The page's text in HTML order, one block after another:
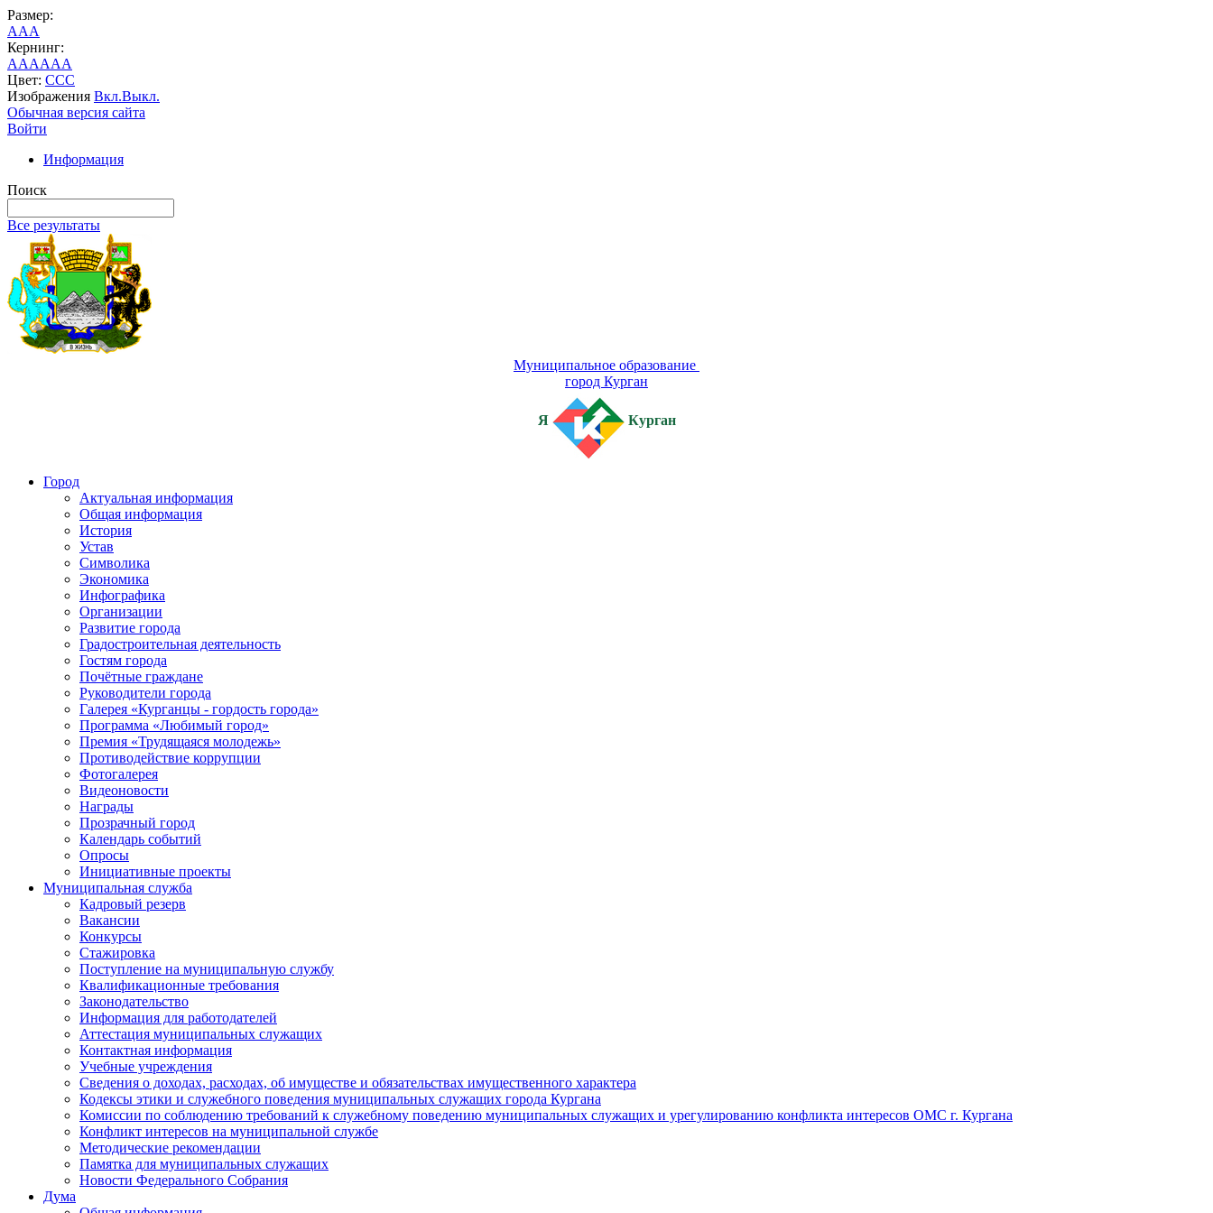
Размер:
AAA
Кернинг:
AAAAAA
Цвет: CCC
Изображения Вкл.Выкл.
Обычная версия сайта
Войти
Информация
Поиск
Все результаты
Муниципальное образование
город Курган
Я Курган
Город
Актуальная информация
Общая информация
История
Устав
Символика
Экономика
Инфографика
Организации
Развитие города
Градостроительная деятельность
Гостям города
Почётные граждане
Руководители города
Галерея «Курганцы - гордость города»
Программа «Любимый город»
Премия «Трудящаяся молодежь»
Противодействие коррупции
Фотогалерея
Видеоновости
Награды
Прозрачный город
Календарь событий
Опросы
Инициативные проекты
Муниципальная служба
Кадровый резерв
Вакансии
Конкурсы
Стажировка
Поступление на муниципальную службу
Квалификационные требования
Законодательство
Информация для работодателей
Аттестация муниципальных служащих
Контактная информация
Учебные учреждения
Сведения о доходах, расходах, об имуществе и обязательствах имущественного характера
Кодексы этики и служебного поведения муниципальных служащих города Кургана
Комиссии по соблюдению требований к служебному поведению муниципальных служащих и урегулированию конфликта интересов ОМС г. Кургана
Конфликт интересов на муниципальной службе
Методические рекомендации
Памятка для муниципальных служащих
Новости Федерального Cобрания
Дума